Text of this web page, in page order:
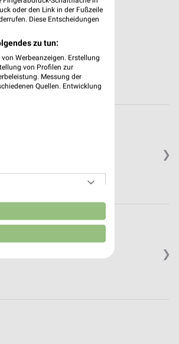
❯
❯
oder den Link in der Fußzeile
Diese Entscheidungen
zu tun:
Werbeanzeigen. Erstellung
von Profilen zur
Messung der
Quellen. Entwicklung